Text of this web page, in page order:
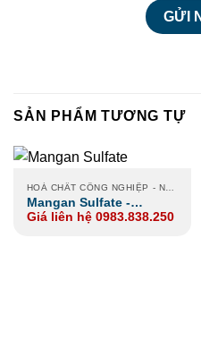
SẢN PHẨM TƯƠNG TỰ
HOÁ CHẤT CÔNG NGHIỆP - NÔNG NGHIỆP - XI MẠ
Mangan Sulfate -
Manganese Sulphate
Giá liên hệ 0983.838.250